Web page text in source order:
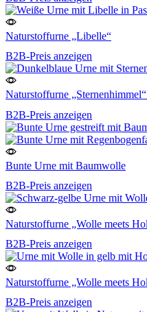
Naturstoffurne „Libelle“
B2B-Preis anzeigen
Naturstoffurne
B2B-Preis anzeigen
Bunte Urne mit Baumwolle
B2B-Preis anzeigen
Naturstoffurne „Wolle meets
B2B-Preis anzeigen
Naturstoffurne „Wolle meets
B2B-Preis anzeigen